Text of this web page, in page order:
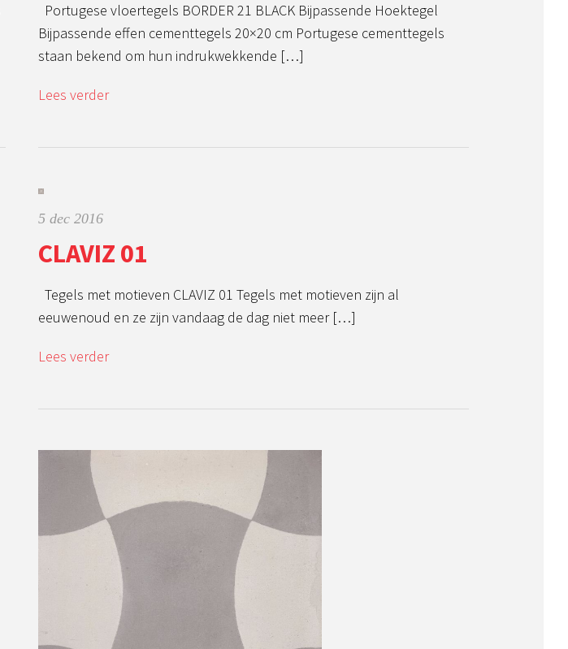
Portugese vloertegels BORDER 21 BLACK Bijpassende Hoektegel
Bijpassende effen cementtegels 20×20 cm Portugese cementtegels
staan bekend om hun indrukwekkende […]
Lees verder
5 dec 2016
CLAVIZ 01
Tegels met motieven CLAVIZ 01 Tegels met motieven zijn al
eeuwenoud en ze zijn vandaag de dag niet meer […]
Lees verder